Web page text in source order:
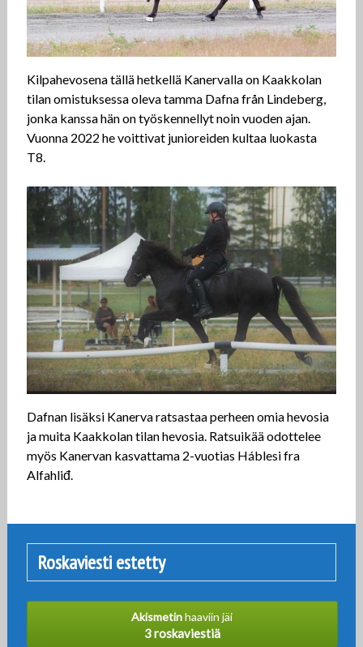
Kilpahevosena tällä hetkellä Kanervalla on Kaakkolan
tilan omistuksessa oleva tamma Dafna från Lindeberg,
jonka kanssa hän on työskennellyt noin vuoden ajan.
Vuonna 2022 he voittivat junioreiden kultaa luokasta
T8.
Dafnan lisäksi Kanerva ratsastaa perheen omia hevosia
ja muita Kaakkolan tilan hevosia. Ratsuikää odottelee
myös Kanervan kasvattama 2-vuotias Háblesi fra
Alfahliđ.
Roskaviesti estetty
Akismetinhaaviin jäi
3 roskaviestiä